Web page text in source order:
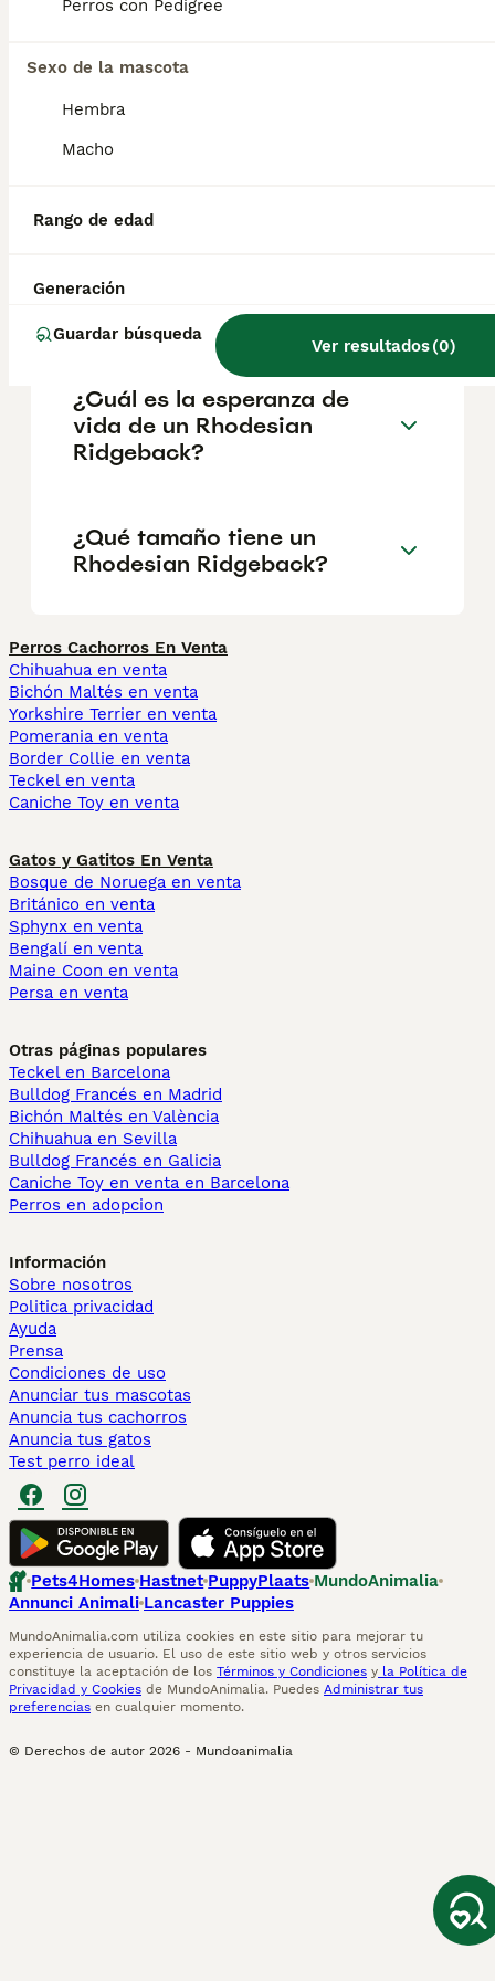
Perros con Pedigree
Sexo de la mascota
Hembra
Macho
Rango de edad
Generación
Guardar búsqueda
Ver resultados(0)
ubicación.
¿Cómo es el carácter de
desventajas de la raza
Rhodesian Ridgeback?
¿Cuál es la esperanza de
vida de un Rhodesian
Ridgeback?
¿Qué tamaño tiene un
Rhodesian Ridgeback?
Perros Cachorros En Venta
Chihuahua en venta
Bichón Maltés en venta
Yorkshire Terrier en venta
Pomerania en venta
Border Collie en venta
Teckel en venta
Caniche Toy en venta
Gatos y Gatitos En Venta
Bosque de Noruega en venta
Británico en venta
Sphynx en venta
Bengalí en venta
Maine Coon en venta
Persa en venta
Otras páginas populares
Teckel en Barcelona
Bulldog Francés en Madrid
Bichón Maltés en València
Chihuahua en Sevilla
Bulldog Francés en Galicia
Caniche Toy en venta en Barcelona
Perros en adopcion
Información
Sobre nosotros
Politica privacidad
Ayuda
Prensa
Condiciones de uso
Anunciar tus mascotas
Anuncia tus cachorros
Anuncia tus gatos
Test perro ideal
Pets4Homes Hastnet PuppyPlaats MundoAnimalia
Annunci Animali Lancaster Puppies
MundoAnimalia.com utiliza cookies en este sitio para mejorar tu
experiencia de usuario. El uso de este sitio web y otros servicios
constituye la aceptación de los Términos y Condiciones y la Política de
Privacidad y Cookies de MundoAnimalia. Puedes Administrar tus
preferencias en cualquier momento.
© Derechos de autor 2026 - Mundoanimalia